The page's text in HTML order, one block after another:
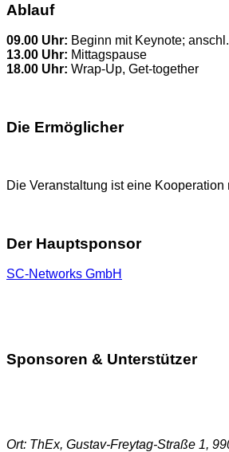
Ablauf
09.00 Uhr: Beginn mit Keynote;
13.00 Uhr: Mittagspause
18.00 Uhr: Wrap-Up, Get-together
Die Ermöglicher
Die Veranstaltung ist eine Kooperation
Der Hauptsponsor
SC-Networks GmbH
Sponsoren & Unterstützer
Ort: ThEx, Gustav-Freytag-Straße 1,